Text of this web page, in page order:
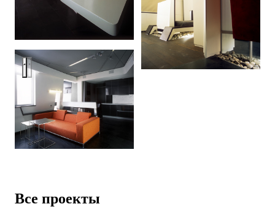
Квартира. Ул.Астрадамская
Все проекты